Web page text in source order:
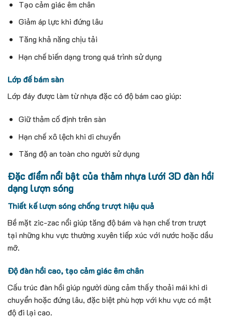
Tạo cảm giác êm chân
Giảm áp lực khi đứng lâu
Tăng khả năng chịu tải
Hạn chế biến dạng trong quá trình sử dụng
Lớp đế bám sàn
Lớp đáy được làm từ nhựa đặc có độ bám cao giúp:
Giữ thảm cố định trên sàn
Hạn chế xô lệch khi di chuyển
Tăng độ an toàn cho người sử dụng
Đặc điểm nổi bật của thảm nhựa lưới 3D đàn hồi
dạng lượn sóng
Thiết kế lượn sóng chống trượt hiệu quả
Bề mặt zic-zac nổi giúp tăng độ bám và hạn chế trơn trượt
tại những khu vực thường xuyên tiếp xúc với nước hoặc dầu
mỡ.
Độ đàn hồi cao, tạo cảm giác êm chân
Cấu trúc đàn hồi giúp người dùng cảm thấy thoải mái khi di
chuyển hoặc đứng lâu, đặc biệt phù hợp với khu vực có mật
độ đi lại cao.